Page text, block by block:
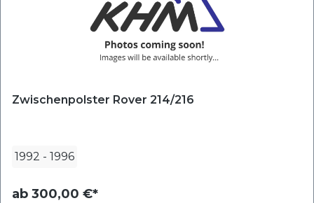
Zwischenpolster Rover 214/216
1992 - 1996
ab 300,00 €*